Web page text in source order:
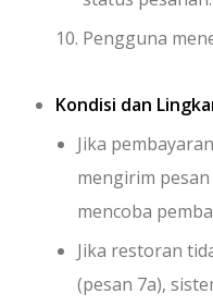
Pengguna
Kondisi dan
Jika
mengirim
mencoba
Jika restoran
(pesan 7a),